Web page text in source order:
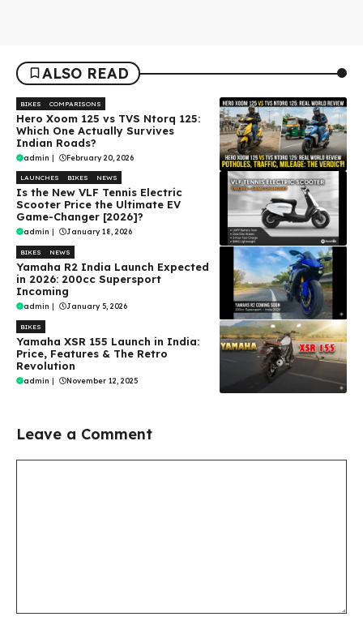
ALSO READ
BIKES COMPARISONS
Hero Xoom 125 vs TVS Ntorq 125:
Which One Actually Survives
Indian Roads?
admin | February 20, 2026
LAUNCHES BIKES NEWS
Is the New VLF Tennis Electric
Scooter Price the Ultimate EV
Game-Changer [2026]?
admin January 18, 2026
BIKES NEWS
Yamaha R2 India Launch Expected
in 2026: 200cc Supersport
Incoming
admin | January 5, 2026
BIKES
Yamaha XSR 155 Launch in India:
Price, Features & The Retro
Revolution
admin | November 12, 2025
Leave a Comment